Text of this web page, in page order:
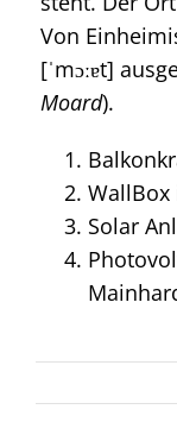
Von
[ˈmɔːɐt]
Moard).
Solar